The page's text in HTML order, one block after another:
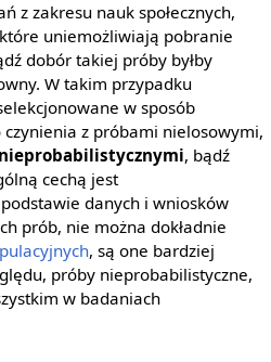
z zakresu nauk społecznych,
uniemożliwiają pobranie
dobór takiej próby byłby
W takim przypadku
w sposób
z próbami nielosowymi,
, bądź
cechą jest
danych i wniosków
prób, nie można dokładnie
, są one bardziej
próby nieprobabilistyczne,
w badaniach